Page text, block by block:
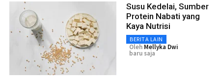
Susu Kedelai, Sumber
Protein Nabati yang
Kaya Nutrisi
BERITA LAIN
Oleh Mellyka Dwi
baru saja